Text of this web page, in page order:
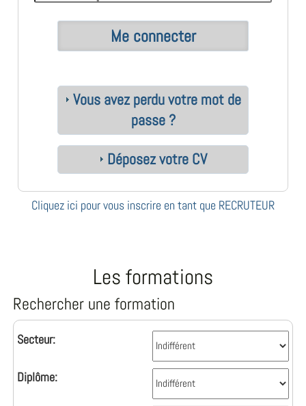
Vous avez perdu votre mot de
passe ?
Déposez votre CV
Cliquez ici pour vous inscrire en tant que RECRUTEUR
Les formations
Rechercher une formation
Secteur:
Diplôme: